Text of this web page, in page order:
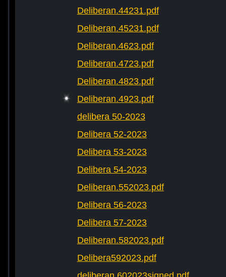
Deliberan.44231.pdf
Deliberan.45231.pdf
Deliberan.4623.pdf
Deliberan.4723.pdf
Deliberan.4823.pdf
Deliberan.4923.pdf
delibera 50-2023
Delibera 52-2023
Delibera 53-2023
Delibera 54-2023
Deliberan.552023.pdf
Delibera 56-2023
Delibera 57-2023
Deliberan.582023.pdf
Delibera592023.pdf